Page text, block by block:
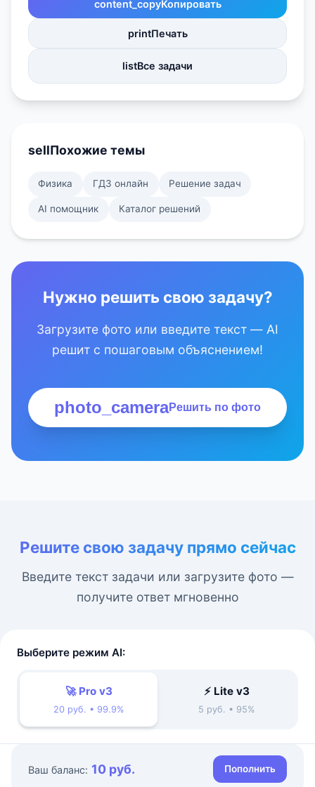
content_copyКопировать
printПечать
listВсе задачи
sellПохожие темы
Физика ГДЗ онлайн Решение задач
AI помощник Каталог решений
Нужно решить свою задачу?
Загрузите фото или введите текст — AI
решит с пошаговым объяснением!
photo_cameraРешить по фото
Решите свою задачу прямо сейчас
Введите текст задачи или загрузите фото —
получите ответ мгновенно
Выберите режим AI:
🚀 Pro v3
20 руб. • 99.9%
⚡ Lite v3
5 руб. • 95%
Ваш баланс: 10 руб. Пополнить